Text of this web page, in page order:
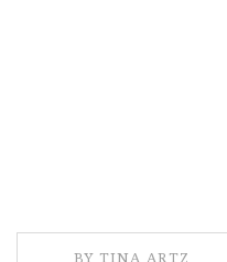
BY TINA ARTZ